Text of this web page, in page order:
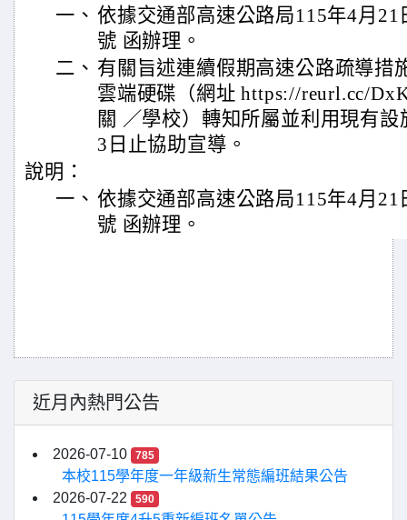
一、 依據交通部高速公路局115年4月21
號 函辦理。
二、 有關旨述連續假期高速公路疏導措
雲端硬碟（網址 https://reurl.cc/
關 ／學校）轉知所屬並利用現有
3日止協助宣導。
說明：
一、 依據交通部高速公路局115年4月21
號 函辦理。
近月內熱門公告
2026-07-10 785
本校115學年度一年級新生常態編班結果公告
2026-07-22
590